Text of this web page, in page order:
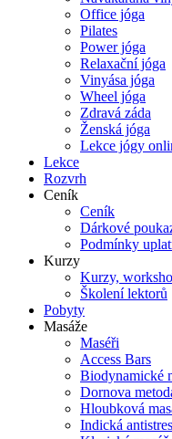
Office jóga
Pilates
Power jóga
Relaxační jóga
Vinyása jóga
Wheel jóga
Zdravá záda
Ženská jóga
Lekce jógy
Lekce
Rozvrh
Ceník
Ceník
Dárkové
Podmínky
Kurzy
Kurzy,
Školení lektorů
Pobyty
Masáže
Maséři
Access Bars
Biodynamické
Dornova
Hloubková
Indická